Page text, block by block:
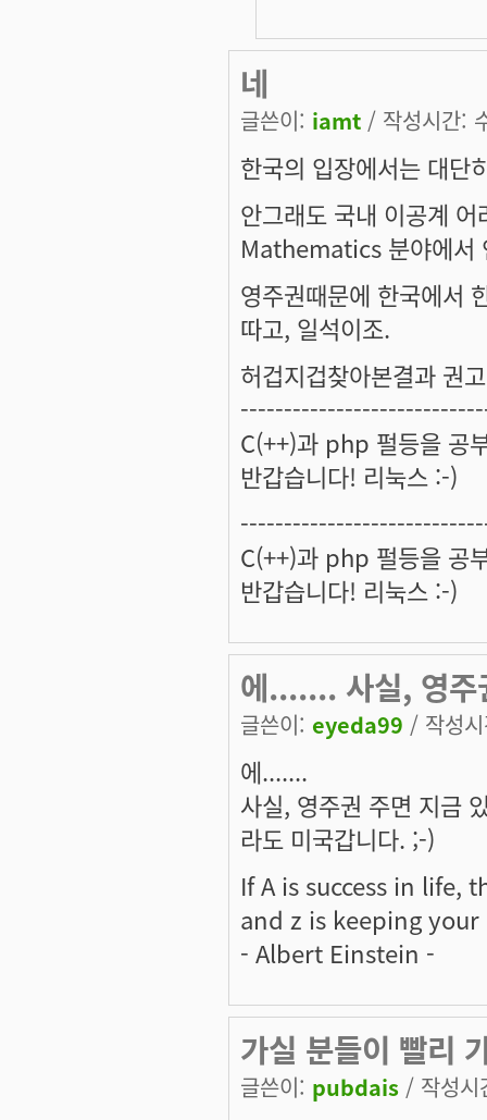
네
글쓴이: iamt / 작성시간:
한국의 입장에서는 대단
안그래도 국내 이공계
Mathematics 분야에서
영주권때문에 한국에서
따고, 일석이조.
허겁지겁찾아본결과 권
C(++)과 php 펄등을 공
반갑습니다! 리눅스 :-)
C(++)과 php 펄등을 공
반갑습니다! 리눅스 :-)
에....... 사실, 영주
글쓴이: eyeda99 / 작성
에.......
사실, 영주권 주면 지금
라도 미국갑니다. ;-)
If A is success in life,
and z is keeping
- Albert Einstein -
가실 분들이 빨리
글쓴이: pubdais / 작성